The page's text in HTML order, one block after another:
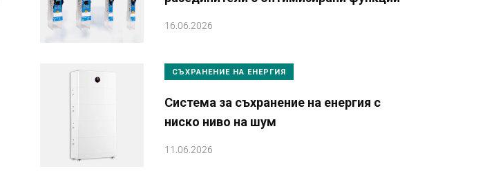
16.06.2026
СЪХРАНЕНИЕ НА ЕНЕРГИЯ
Система за съхранение на енергия с
ниско ниво на шум
11.06.2026